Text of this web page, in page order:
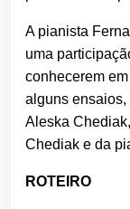
A pianista
uma
conhecerem
alguns
Aleska
Chediak e da
ROTEIRO